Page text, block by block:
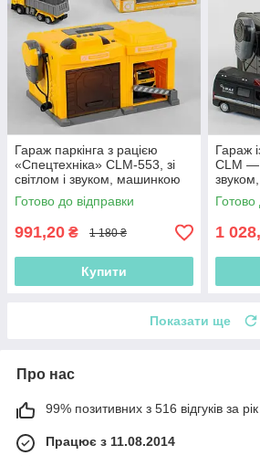
Гараж паркінга з рацією
«Спецтехніка» CLM-553, зі
світлом і звуком, машинкою
Готово до відправки
991,20 ₴ 1 180 ₴
Купити
Гараж
CLM —
Готово
1
Показати ще
Про нас
99% позитивних з 516 відгуків за рік
Працює з 11.08.2014